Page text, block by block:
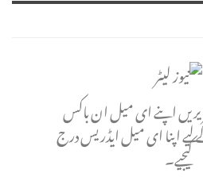
اپنے ای میل ان باکس
اپنا ای میل ایڈریس درج
کیجیے۔